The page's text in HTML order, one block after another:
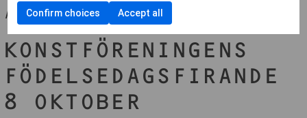
AV VENDELA TIDEMAN
KONSTFÖRENINGENS
FÖDELSEDAGSFIRANDE
8 OKTOBER
Confirm choices Accept all